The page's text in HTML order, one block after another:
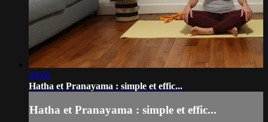
39:06
Hatha et Pranayama : simple et effic...
Hatha et Pranayama : simple et effic...